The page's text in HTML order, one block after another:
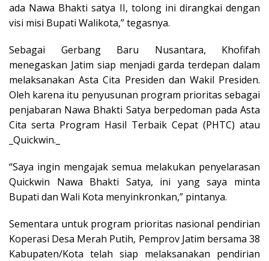
ada Nawa Bhakti satya II, tolong ini dirangkai dengan
visi misi Bupati Walikota,” tegasnya.
Sebagai Gerbang Baru Nusantara, Khofifah
menegaskan Jatim siap menjadi garda terdepan dalam
melaksanakan Asta Cita Presiden dan Wakil Presiden.
Oleh karena itu penyusunan program prioritas sebagai
penjabaran Nawa Bhakti Satya berpedoman pada Asta
Cita serta Program Hasil Terbaik Cepat (PHTC) atau
_Quickwin._
“Saya ingin mengajak semua melakukan penyelarasan
Quickwin Nawa Bhakti Satya, ini yang saya minta
Bupati dan Wali Kota menyinkronkan,” pintanya.
Sementara untuk program prioritas nasional pendirian
Koperasi Desa Merah Putih, Pemprov Jatim bersama 38
Kabupaten/Kota telah siap melaksanakan pendirian